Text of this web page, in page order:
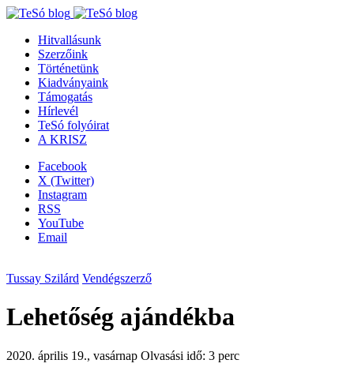
Hitvallásunk
Szerzőink
Történetünk
Kiadványaink
Támogatás
Hírlevél
TeSó folyóirat
A KRISZ
Facebook
X (Twitter)
Instagram
RSS
YouTube
Email
Tussay Szilárd Vendégszerző
Lehetőség ajándékba
2020. április 19., vasárnap Olvasási idő: 3 perc